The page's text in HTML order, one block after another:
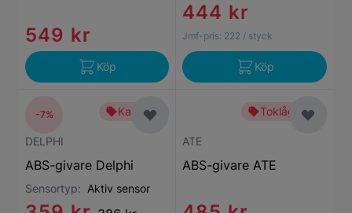
549 kr
Köp
444 kr
Jmf-pris: 222 / styck
Köp
Kampanj
DELPHI
ABS-givare Delphi
Sensortyp: Aktiv sensor
-7% Toklågt pris
ATE
ABS-givare ATE